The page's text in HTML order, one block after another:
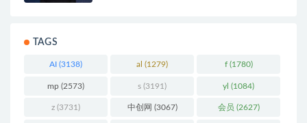
TAGS
AI (3138) al (1279) f(1780)
mp (2573) s (3191) yl (1084)
z (3731) 中创网 (3067) 会员 (2627)